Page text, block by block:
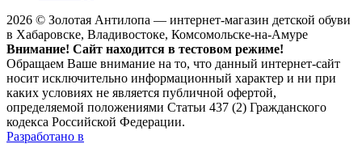
2026 © Золотая Антилопа — интернет-магазин детской обуви
в Хабаровске, Владивостоке, Комсомольске-на-Амуре
Внимание! Сайт находится в тестовом режиме!
Обращаем Ваше внимание на то, что данный интернет-сайт
носит исключительно информационный характер и ни при
каких условиях не является публичной офертой,
определяемой положениями Статьи 437 (2) Гражданского
кодекса Российской Федерации.
Разработано в